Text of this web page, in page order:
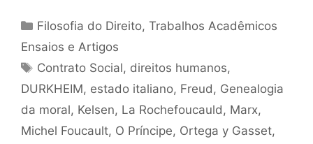
Categorias
Filosofia do Direito,Trabalhos Acadêmicos
Ensaios e Artigos
Tags
Contrato Social, direitos humanos,
DURKHEIM, estado italiano, Freud, Genealogia
da moral, Kelsen, La Rochefoucauld, Marx,
Michel Foucault, O Príncipe, Ortega y Gasset,